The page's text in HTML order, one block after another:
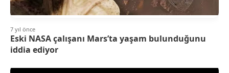
7 yıl önce
Eski NASA çalışanı Mars’ta yaşam bulunduğunu
iddia ediyor